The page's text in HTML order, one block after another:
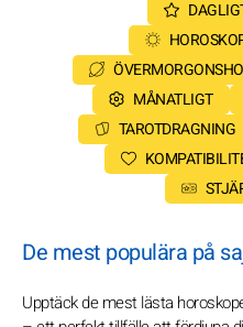
MÅNATLIGT
TAROTDRAGNING
De mest populära på
Upptäck de mest lästa